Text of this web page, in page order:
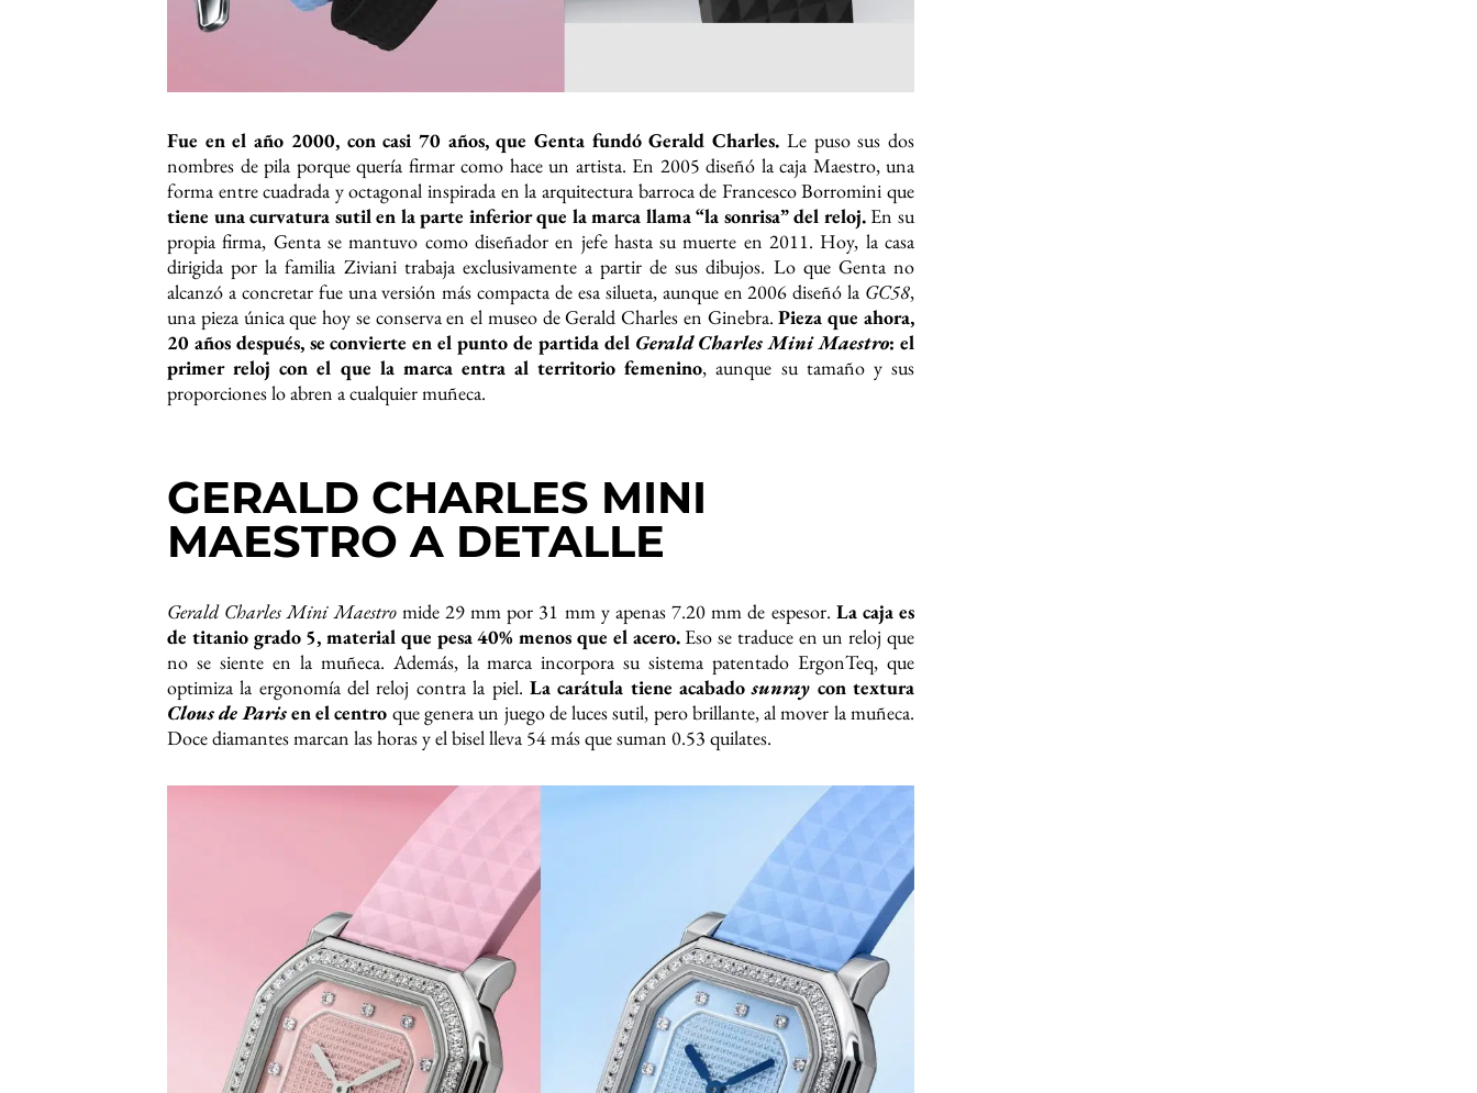
Fue en el año 2000, con casi 70 años, que Genta fundó Gerald Charles. Le puso sus dos
nombres de pila porque quería firmar como hace un artista. En 2005 diseñó la caja Maestro, una
forma entre cuadrada y octagonal inspirada en la arquitectura barroca de Francesco Borromini que
tiene una curvatura sutil en la parte inferior que la marca llama “la sonrisa” del reloj.En su
propia firma, Genta se mantuvo como diseñador en jefe hasta su muerte en 2011. Hoy, la casa
dirigida por la familia Ziviani trabaja exclusivamente a partir de sus dibujos. Lo que Genta no
alcanzó a concretar fue una versión más compacta de esa silueta, aunque en 2006 diseñó la GC58,
una pieza única que hoy se conserva en el museo de Gerald Charles en Ginebra.Pieza que ahora,
20 años después, se convierte en el punto de partida del Gerald Charles Mini Maestro: el
primer reloj con el que la marca entra al territorio femenino, aunque su tamaño y sus
proporciones lo abren a cualquier muñeca.
GERALD CHARLES MINI
MAESTRO A DETALLE
Gerald Charles Mini Maestro mide 29 mm por 31 mm y apenas 7.20 mm de espesor. La caja es
de titanio grado 5, material que pesa 40% menos que el acero. Eso se traduce en un reloj que
no se siente en la muñeca. Además, la marca incorpora su sistema patentado ErgonTeq, que
optimiza la ergonomía del reloj contra la piel. La carátula tiene acabadosunray con textura
Clous de Parisen el centro que genera un juego de luces sutil, pero brillante, al mover la muñeca.
Doce diamantes marcan las horas y el bisel lleva 54 más que suman 0.53 quilates.